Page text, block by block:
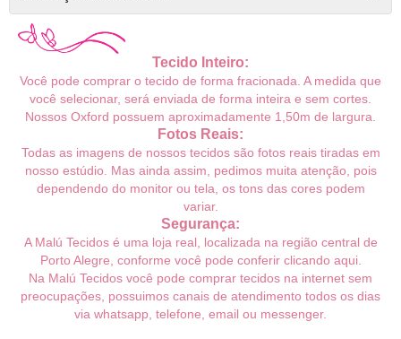
Tecido Inteiro:
Você pode comprar o tecido de forma fracionada. A medida que
você selecionar, será enviada de forma inteira e sem cortes.
Nossos Oxford possuem aproximadamente 1,50m de largura.
Fotos Reais:
Todas as imagens de nossos tecidos são fotos reais tiradas em
nosso estúdio. Mas ainda assim, pedimos muita atenção, pois
dependendo do monitor ou tela, os tons das cores podem
variar.
Segurança:
A Malú Tecidos é uma loja real, localizada na região central de
Porto Alegre, conforme você pode conferir clicando aqui.
Na Malú Tecidos você pode comprar tecidos na internet sem
preocupações, possuimos canais de atendimento todos os dias
via whatsapp, telefone, email ou messenger.